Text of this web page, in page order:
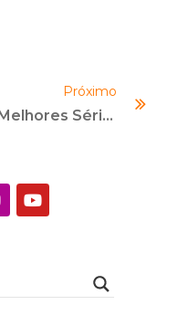
Próximo
As Melhores Séries Sobre Investigações Para Ver No Netflix